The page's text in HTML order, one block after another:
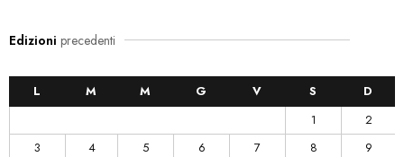
Edizioni precedenti
L M M G V S
D
1
2
3
4 5 6 7 8
9